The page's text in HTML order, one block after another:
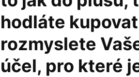
hodláte
rozmyslete
účel, pro které